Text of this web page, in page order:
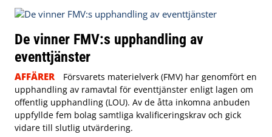
De vinner FMV:s upphandling av
eventtjänster
AFFÄRER
Försvarets materielverk (FMV) har genomfört en
upphandling av ramavtal för eventtjänster enligt lagen om
offentlig upphandling (LOU). Av de åtta inkomna anbuden
uppfyllde fem bolag samtliga kvalificeringskrav och gick
vidare till slutlig utvärdering.